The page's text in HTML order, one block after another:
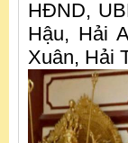
HĐND,
Hậu, Hải
Xuân, Hải